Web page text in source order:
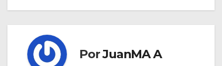
PorJuanMA A